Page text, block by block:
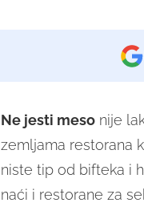
Ne jesti mesonije
zemljama restorana
niste tip od bifteka i
naći i restorane za